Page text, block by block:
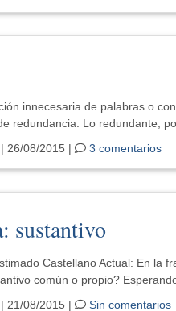
innecesaria de palabras o
redundancia. Lo redundante,
| 26/08/2015 | 3 comentarios
sustantivo
Castellano Actual: En la
común o propio?
| 21/08/2015 | Sin comentarios